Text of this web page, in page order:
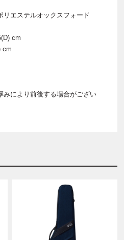
リエステルオックスフォード
cm
cm
により前後する場合がござい